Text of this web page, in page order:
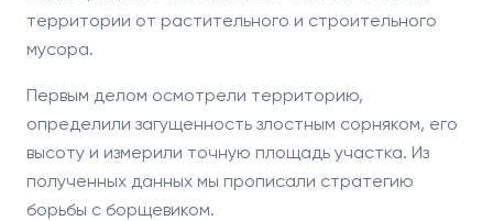
территории от растительного и строительного
мусора.
Первым делом осмотрели территорию,
определили загущенность злостным сорняком, его
высоту и измерили точную площадь участка. Из
полученных данных мы прописали стратегию
борьбы с борщевиком.